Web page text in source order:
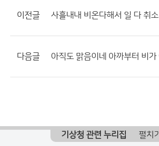
이전글
다음글
기상청 관련 누리집 펼치기